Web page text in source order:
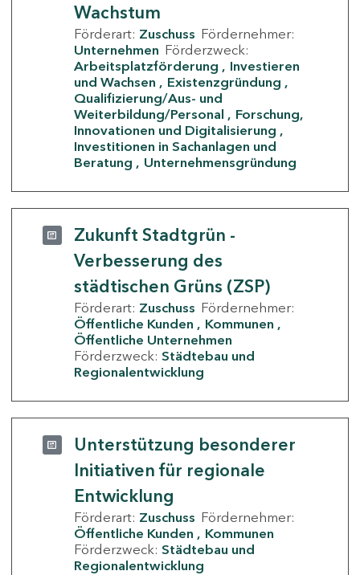
Wachstum
Förderart: Zuschuss Fördernehmer:
Unternehmen Förderzweck:
Arbeitsplatzförderung
Investieren
und Wachsen
Existenzgründung
Qualifizierung/Aus- und
Weiterbildung/Personal
Forschung,
Innovationen und Digitalisierung
Investitionen in Sachanlagen und
Beratung
Unternehmensgründung
Zukunft Stadtgrün -
Verbesserung des
städtischen Grüns (ZSP)
Förderart: Zuschuss Fördernehmer:
Öffentliche Kunden
Kommunen
Öffentliche Unternehmen
Förderzweck: Städtebau und
Regionalentwicklung
Unterstützung besonderer
Initiativen für regionale
Entwicklung
Förderart: Zuschuss Fördernehmer:
Öffentliche Kunden
Kommunen
Förderzweck: Städtebau und
Regionalentwicklung